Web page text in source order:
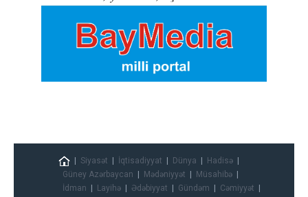
Siyasət İqtisadiyyat Dünya
Hadisə
Güney Azərbaycan
Mədəniyyət
Müsahibə
İdman
Layihə Ədəbiyyat Gündəm
Cəmiyyət